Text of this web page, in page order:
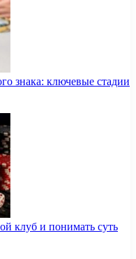
знака: ключевые стадии
клуб и понимать суть